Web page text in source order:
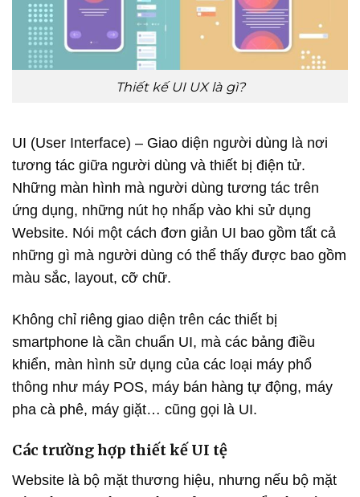
Thiết kế UI UX là gì?
UI (User Interface) – Giao diện người dùng là nơi
tương tác giữa người dùng và thiết bị điện tử.
Những màn hình mà người dùng tương tác trên
ứng dụng, những nút họ nhấp vào khi sử dụng
Website. Nói một cách đơn giản UI bao gồm tất cả
những gì mà người dùng có thể thấy được bao gồm
màu sắc, layout, cỡ chữ.
Không chỉ riêng giao diện trên các thiết bị
smartphone là cần chuẩn UI, mà các bảng điều
khiển, màn hình sử dụng của các loại máy phổ
thông như máy POS, máy bán hàng tự động, máy
pha cà phê, máy giặt… cũng gọi là UI.
Các trường hợp thiết kế UI tệ
Website là bộ mặt thương hiệu, nhưng nếu bộ mặt